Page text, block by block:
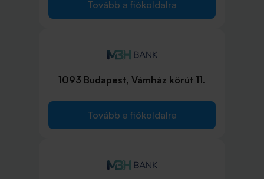
Tovább a fiókoldalra
1093 Budapest, Vámház körút 11.
Tovább a fiókoldalra